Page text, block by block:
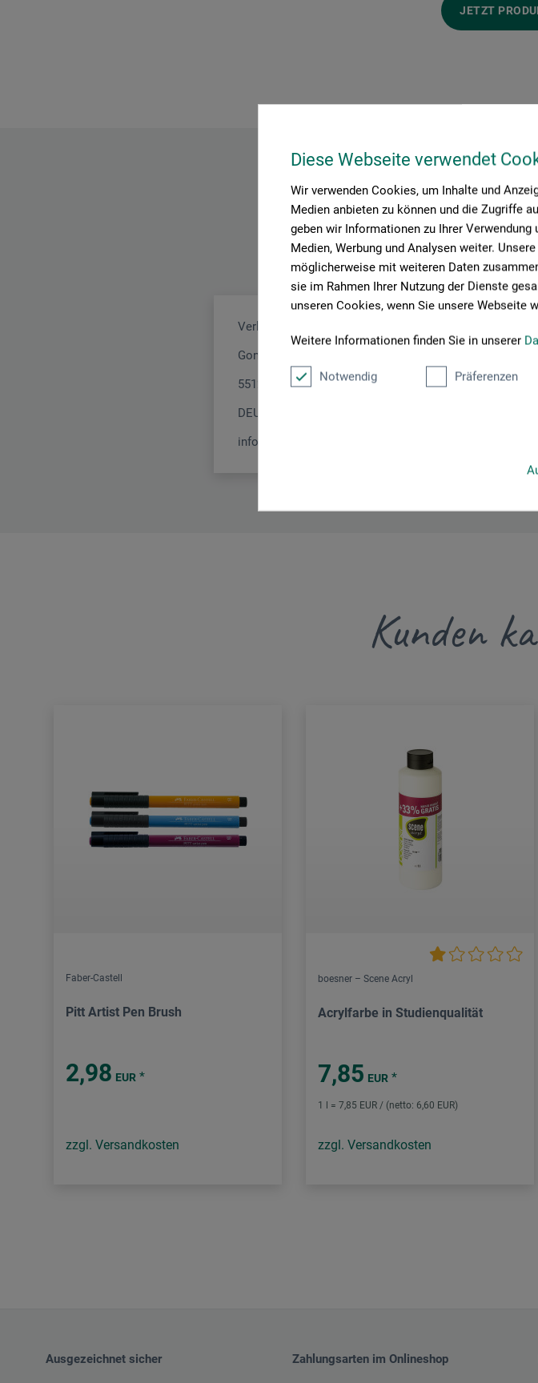
Diese Webseite verwendet
Wir verwenden Cookies, um Inhalte und
Medien anbieten zu können und die Zugriffe
geben wir Informationen zu Ihrer
Medien, Werbung und Analysen weiter.
möglicherweise mit weiteren Daten
sie im Rahmen Ihrer Nutzung der Dienste
unseren Cookies, wenn Sie unsere Webseite
Weitere Informationen finden Sie in unserer
Notwendig Präferenzen
JETZT
Hier finden Sie die Kontaktdaten
Verlag Hermann Schmidt
Gonsenheimer Str. 56
55126 Mainz
DEUTSCHLAND
info@verlag-hermann-schmidt.de
Kunden
Faber-Castell
Pitt Artist Pen Brush
2,98 EUR *
zzgl. Versandkosten
boesner – Scene Acryl
Acrylfarbe in Studienqualität
7,85 EUR *
1 l = 7,85 EUR / (netto: 6,60 EUR)
zzgl. Versandkosten
Ausgezeichnet sicher Zahlungsarten im Onlineshop